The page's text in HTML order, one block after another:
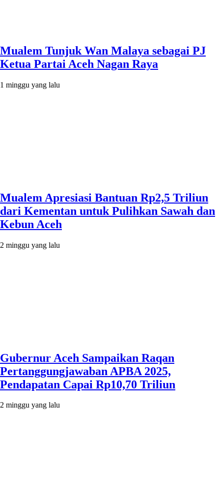
Mualem Tunjuk Wan Malaya sebagai PJ
Ketua Partai Aceh Nagan Raya
1 minggu yang lalu
Mualem Apresiasi Bantuan Rp2,5 Triliun
dari Kementan untuk Pulihkan Sawah dan
Kebun Aceh
2 minggu yang lalu
Gubernur Aceh Sampaikan Raqan
Pertanggungjawaban APBA 2025,
Pendapatan Capai Rp10,70 Triliun
2 minggu yang lalu